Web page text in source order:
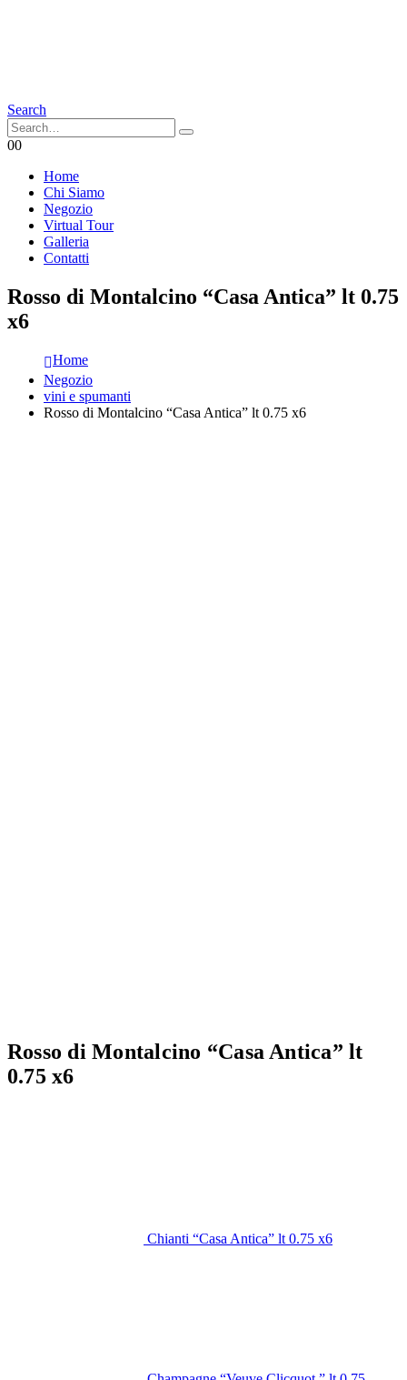
Search
00
Home
Chi Siamo
Negozio
Virtual Tour
Galleria
Contatti
Rosso di Montalcino “Casa Antica” lt 0.75
x6
Home
Negozio
vini e spumanti
Rosso di Montalcino “Casa Antica” lt 0.75 x6
Rosso di Montalcino “Casa Antica” lt
0.75 x6
Chianti “Casa Antica” lt 0.75 x6